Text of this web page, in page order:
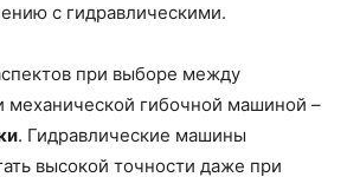
с гидравлическими.
при выборе между
механической гибочной машиной –
. Гидравлические машины
высокой точности даже при